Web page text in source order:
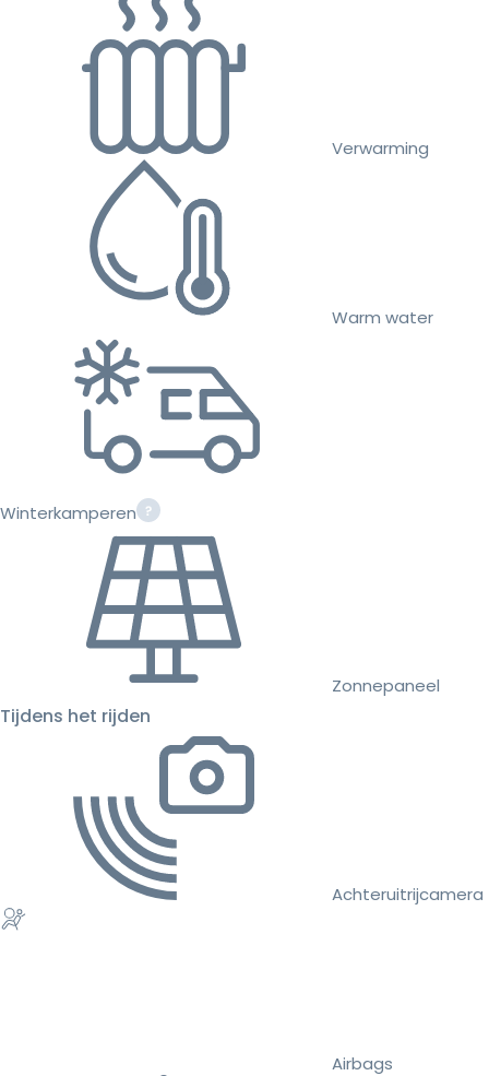
Verwarming
Warm water
Winterkamperen
Zonnepaneel
Tijdens het rijden
Achteruitrijcamera
Airbags